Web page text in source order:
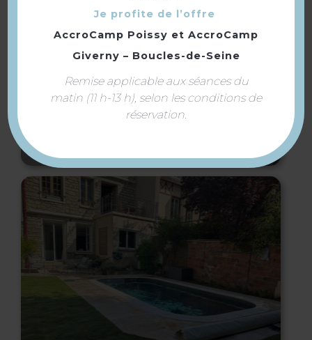
Je profite de l’offre
AccroCamp Poissy et AccroCamp
Giverny – Boucles-de-Seine
Remise applicable aux séances du
matin (11 h-13 h), selon les conditions de
réservation.